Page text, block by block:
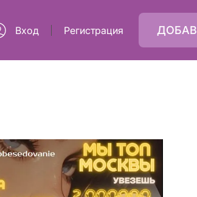
Вход Регистрация